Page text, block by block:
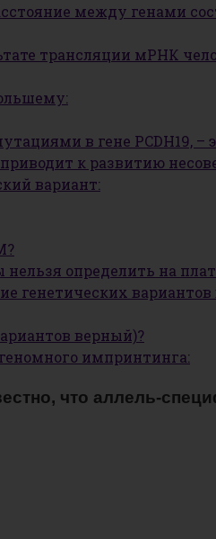
между генами
трансляции мРНК
в гене PCDH19, –
приводит к развитию
вариант:
определить на
генетических
верный)?
импринтинга:
что аллель-